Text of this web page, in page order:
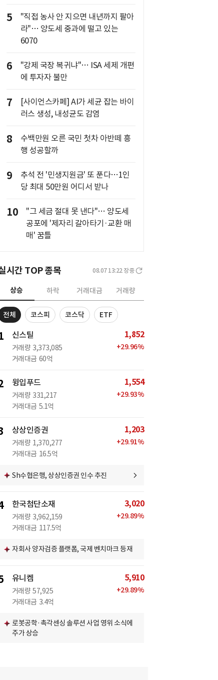
5
"직접 농사 안 지으면 내년까지 팔아
라"… 양도세 중과에 떨고 있는
6070
6
"강제 국장 복귀냐"… ISA 세제 개편
에 투자자 불만
7
[사이언스카페] AI가 세균 잡는 바이
러스 생성, 내성균도 감염
8
수백만원 오른 국민 첫차 아반떼 흥
행 성공할까
9
추석 전 '민생지원금' 또 푼다…1인
당 최대 50만원 어디서 받나
10
"그 세금 절대 못 낸다"… 양도세
공포에 '제자리 갈아타기·교환 매
매' 꿈틀
시간 TOP 종목 08.07 13:22 장중
상승 하락 거래대금 거래량
전체 코스피 코스닥 ETF
신스틸
거래량 3,373,085
거래대금 60억
1,852
+29.96%
윙입푸드
거래량 331,217
거래대금 5.1억
1,554
+29.93%
상상인증권
거래량 1,370,277
거래대금 16.5억
1,203
+29.91%
Sh수협은행, 상상인증권 인수 추진
한국첨단소재
거래량 3,962,159
거래대금 117.5억
3,020
+29.89%
자회사 양자검증 플랫폼, 국제 벤치마크 등재
유니켐
거래량 57,925
거래대금 3.4억
5,910
+29.89%
로봇공학·촉각센싱 솔루션 사업 영위 소식에
주가 상승